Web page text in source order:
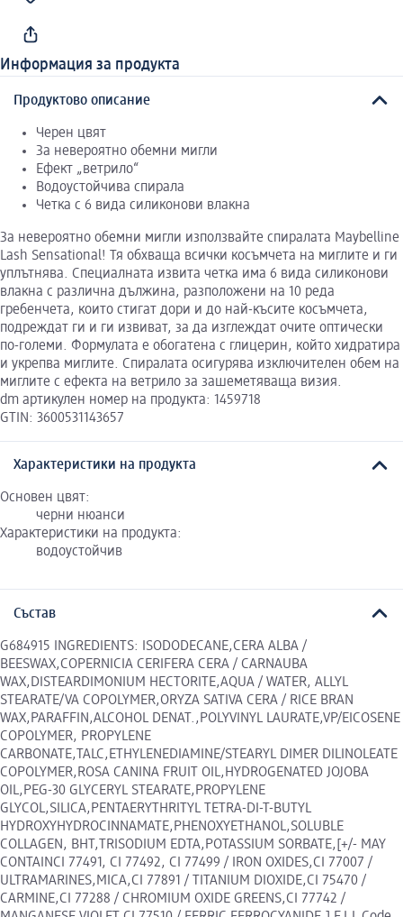
Информация за продукта
Продуктово описание
Черен цвят
За невероятно обемни мигли
Ефект „ветрило“
Водоустойчива спирала
Четка с 6 вида силиконови влакна
За невероятно обемни мигли използвайте спиралата Maybelline
Lash Sensational! Тя обхваща всички косъмчета на миглите и ги
уплътнява. Специалната извита четка има 6 вида силиконови
влакна с различна дължина, разположени на 10 реда
гребенчета, които стигат дори и до най-късите косъмчета,
подреждат ги и ги извиват, за да изглеждат очите оптически
по-големи. Формулата е обогатена с глицерин, който хидратира
и укрепва миглите. Спиралата осигурява изключителен обем на
миглите с ефекта на ветрило за зашеметяваща визия.
dm артикулен номер на продукта: 1459718
GTIN: 3600531143657
Характеристики на продукта
Основен цвят:
черни нюанси
Характеристики на продукта:
водоустойчив
Състав
G684915 INGREDIENTS: ISODODECANE,CERA ALBA /
BEESWAX,COPERNICIA CERIFERA CERA / CARNAUBA
WAX,DISTEARDIMONIUM HECTORITE,AQUA / WATER, ALLYL
STEARATE/VA COPOLYMER,ORYZA SATIVA CERA / RICE BRAN
WAX,PARAFFIN,ALCOHOL DENAT.,POLYVINYL LAURATE,VP/EICOSENE
COPOLYMER, PROPYLENE
CARBONATE,TALC,ETHYLENEDIAMINE/STEARYL DIMER DILINOLEATE
COPOLYMER,ROSA CANINA FRUIT OIL,HYDROGENATED JOJOBA
OIL,PEG-30 GLYCERYL STEARATE,PROPYLENE
GLYCOL,SILICA,PENTAERYTHRITYL TETRA-DI-T-BUTYL
HYDROXYHYDROCINNAMATE,PHENOXYETHANOL,SOLUBLE
COLLAGEN, BHT,TRISODIUM EDTA,POTASSIUM SORBATE,[+/- MAY
CONTAINCI 77491, CI 77492, CI 77499 / IRON OXIDES,CI 77007 /
ULTRAMARINES,MICA,CI 77891 / TITANIUM DIOXIDE,CI 75470 /
CARMINE,CI 77288 / CHROMIUM OXIDE GREENS,CI 77742 /